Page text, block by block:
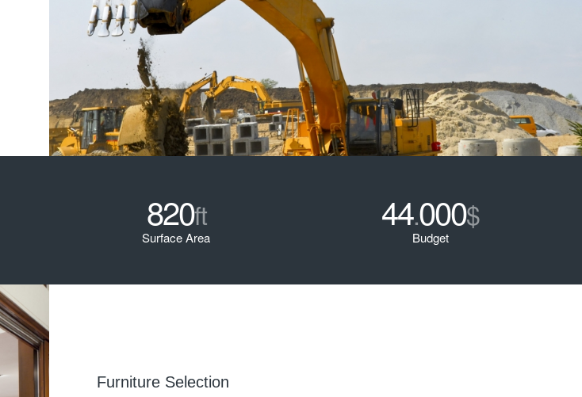
820ft
Surface Area
44.000$
Budget
Furniture Selection